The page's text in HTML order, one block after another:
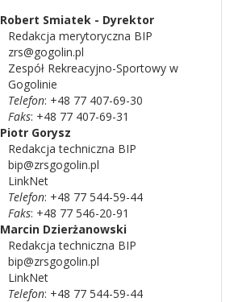
Robert Smiatek - Dyrektor
Redakcja merytoryczna BIP
zrs@gogolin.pl
Zespół Rekreacyjno-Sportowy w
Gogolinie
Telefon: +48 77 407-69-30
Faks: +48 77 407-69-31
Piotr Gorysz
Redakcja techniczna BIP
bip@zrsgogolin.pl
LinkNet
Telefon: +48 77 544-59-44
Faks: +48 77 546-20-91
Marcin Dzierżanowski
Redakcja techniczna BIP
bip@zrsgogolin.pl
LinkNet
Telefon: +48 77 544-59-44